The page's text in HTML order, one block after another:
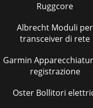
Ruggcore
Albrecht Moduli per
transceiver di rete
Garmin
registrazione
Oster Bollitori